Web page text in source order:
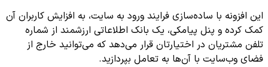
این افزونه با ساده‌سازی فرایند ورود به سایت، به افزایش کاربران آن
کمک ‌کرده و پنل پیامکی، یک بانک اطلاعاتی ارزشمند از شماره
تلفن مشتریان در اختیارتان قرار می‌دهد که می‌توانید خارج از
فضای وب‌سایت با آن‌ها به تعامل بپردازید.